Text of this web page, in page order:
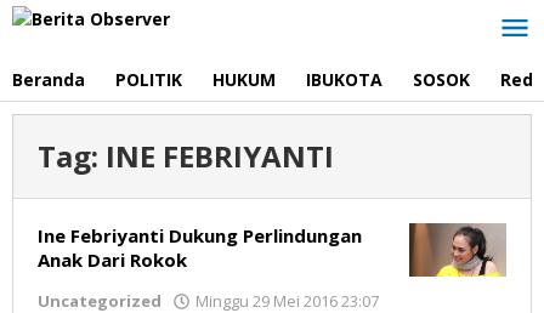
Lewati
Beranda POLITIK HUKUM IBUKOTA SOSOK
Tag: INE FEBRIYANTI
Ine Febriyanti Dukung Perlindungan
Anak Dari Rokok
Uncategorized Minggu 29 Mei 2016 23:07